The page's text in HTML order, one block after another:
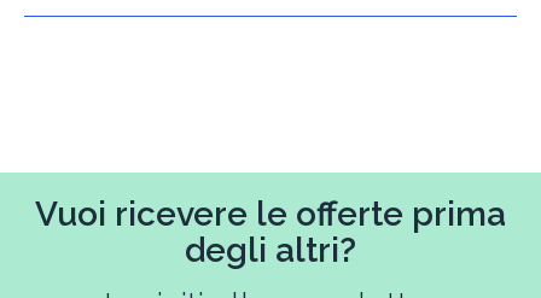
Vuoi ricevere le offerte prima
degli altri?